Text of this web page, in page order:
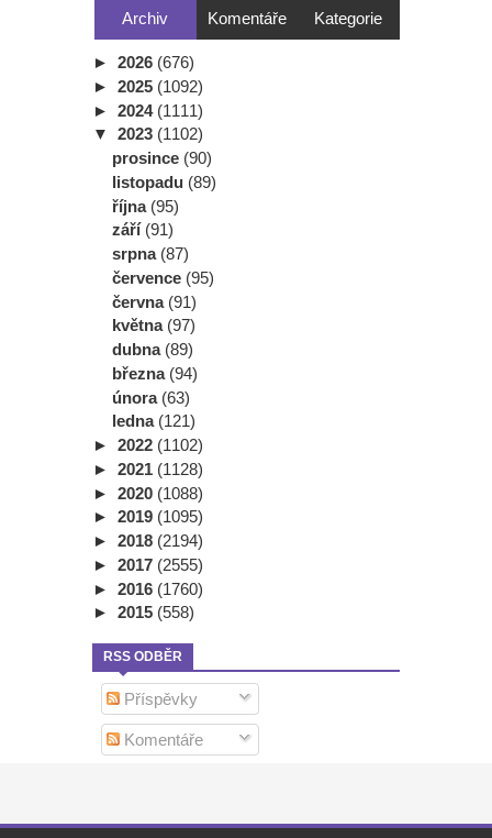
Archiv Komentáře Kategorie
► 2026 (676)
► 2025 (1092)
► 2024 (1111)
▼ 2023 (1102)
prosince (90)
listopadu (89)
října (95)
září (91)
srpna (87)
července (95)
června (91)
května (97)
dubna (89)
března (94)
února (63)
ledna (121)
► 2022 (1102)
► 2021 (1128)
► 2020 (1088)
► 2019 (1095)
► 2018 (2194)
► 2017 (2555)
► 2016 (1760)
► 2015 (558)
RSS ODBĚR
Příspěvky
Komentáře